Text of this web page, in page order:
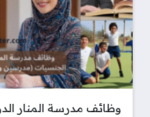
وظائف مدرسة المنار